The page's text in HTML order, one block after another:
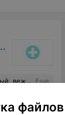
Ольга Сергеевна! Еще